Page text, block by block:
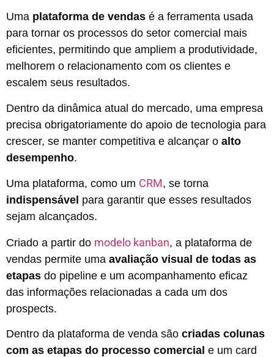
Uma plataforma de vendas é a ferramenta usada
para tornar os processos do setor comercial mais
eficientes, permitindo que ampliem a produtividade,
melhorem o relacionamento com os clientes e
escalem seus resultados.
Dentro da dinâmica atual do mercado, uma empresa
precisa obrigatoriamente do apoio de tecnologia para
crescer, se manter competitiva e alcançar o alto
desempenho.
Uma plataforma, como um CRM, se torna
indispensável para garantir que esses resultados
sejam alcançados.
Criado a partir do modelo kanban, a plataforma de
vendas permite uma avaliação visual de todas as
etapas do pipeline e um acompanhamento eficaz
das informações relacionadas a cada um dos
prospects.
Dentro da plataforma de venda são criadas colunas
com as etapas do processo comercial e um card